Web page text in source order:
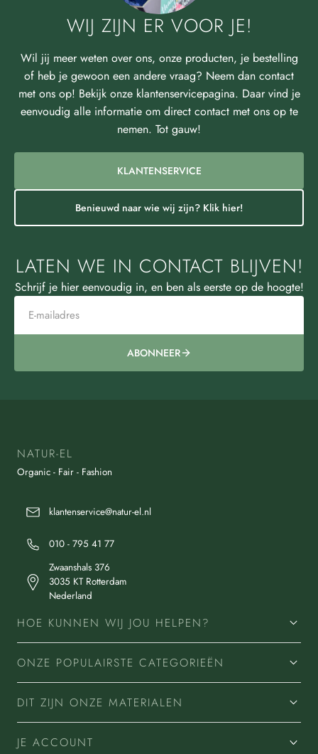
WIJ ZIJN ER VOOR JE!
Wil jij meer weten over ons, onze producten, je bestelling
of heb je gewoon een andere vraag? Neem dan contact
met ons op! Bekijk onze klantenservicepagina. Daar vind je
eenvoudig alle informatie om direct contact met ons op te
nemen. Tot gauw!
KLANTENSERVICE
Benieuwd naar wie wij zijn? Klik hier!
LATEN WE IN CONTACT BLIJVEN!
Schrijf je hier eenvoudig in, en ben als eerste op de hoogte!
ABONNEER
NATUR-EL
Organic - Fair - Fashion
klantenservice@natur-el.nl
010 - 795 41 77
Zwaanshals 376
3035 KT Rotterdam
Nederland
HOE KUNNEN WIJ JOU HELPEN?
ONZE POPULAIRSTE CATEGORIEËN
DIT ZIJN ONZE MATERIALEN
JE ACCOUNT